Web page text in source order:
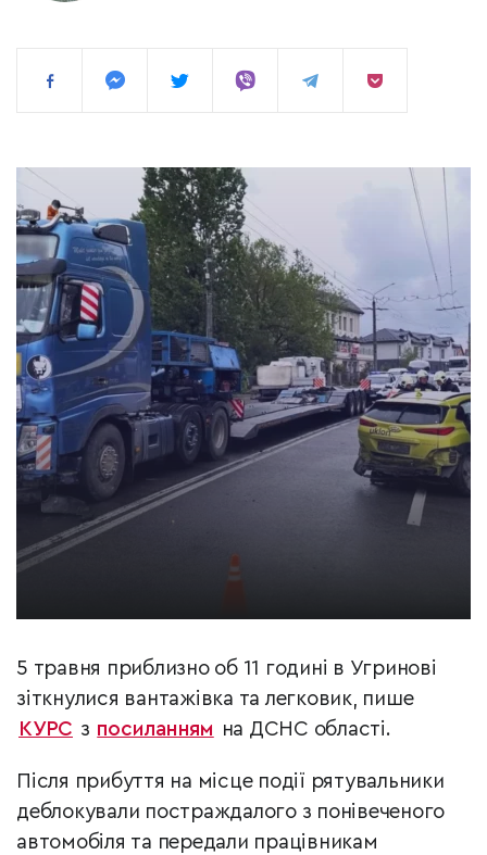
5 травня приблизно об 11 годині в Угринові
зіткнулися вантажівка та легковик, пише
КУРС з посиланням на ДСНС області.
Після прибуття на місце події рятувальники
деблокували постраждалого з понівеченого
автомобіля та передали працівникам